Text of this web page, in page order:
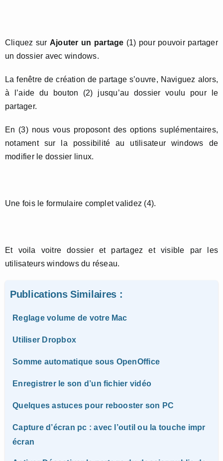
Cliquez sur Ajouter un partage (1) pour pouvoir partager
un dossier avec windows.
La fenêtre de création de partage s’ouvre, Naviguez alors,
à l’aide du bouton (2) jusqu’au dossier voulu pour le
partager.
En (3) nous vous proposont des options suplémentaires,
notament sur la possibilité au utilisateur windows de
modifier le dossier linux.
Une fois le formulaire complet validez (4).
Et voila voitre dossier et partagez et visible par les
utilisateurs windows du réseau.
Publications Similaires :
Reglage volume de votre Mac
Utiliser Dropbox
Somme automatique sous OpenOffice
Enregistrer le son d’un fichier vidéo
Quelques astuces pour rebooster son PC
Capture d’écran pc : avec l’outil ou la touche impr
écran